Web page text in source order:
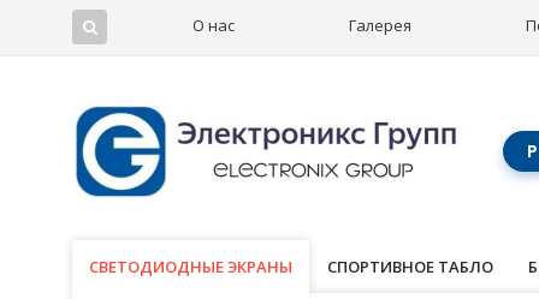
О нас Галерея
СВЕТОДИОДНЫЕ ЭКРАНЫ
СВЕТОДИОДНЫЕ ЭКРАНЫ СПОРТИВНОЕ ТАБЛО